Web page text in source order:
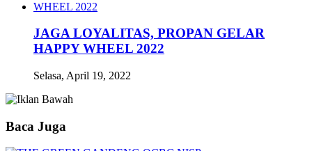
JAGA LOYALITAS, PROPAN GELAR
HAPPY WHEEL 2022
Selasa, April 19, 2022
Baca Juga